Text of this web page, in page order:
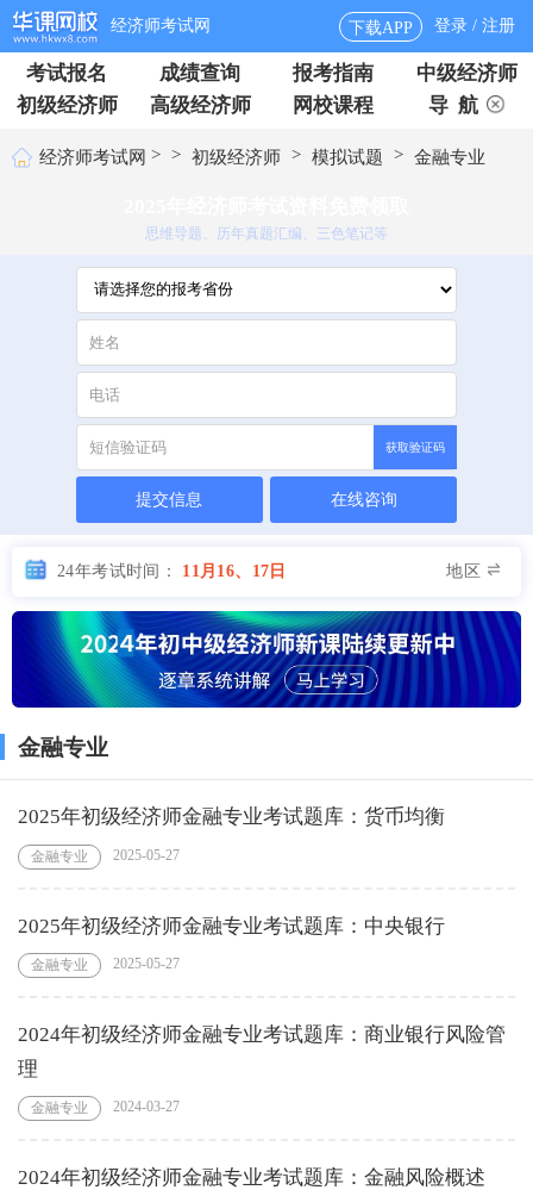
经济师考试网 下载APP 登录 / 注册
考试报名 成绩查询 报考指南
中级经济师
初级经济师
高级经济师 网校课程 导 航
经济师考试网 > > 初级经济师 > 模拟试题 > 金融专业
思维导题、历年真题汇编、三色笔记等
获取验证码
提交信息 在线咨询
24年考试时间： 11月16、17日 地区
金融专业
2025年初级经济师金融专业考试题库：货币均衡
金融专业 2025-05-27
2025年初级经济师金融专业考试题库：中央银行
金融专业 2025-05-27
2024年初级经济师金融专业考试题库：商业银行风险管
理
金融专业 2024-03-27
2024年初级经济师金融专业考试题库：金融风险概述